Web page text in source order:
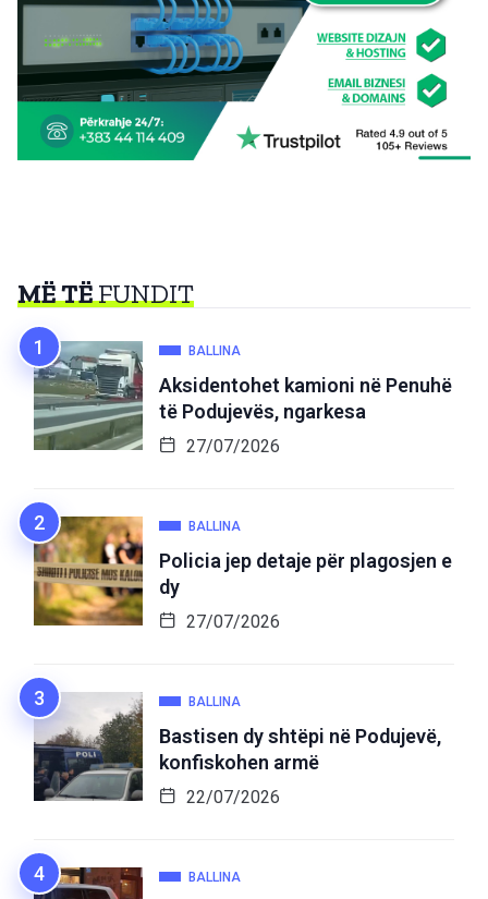
MË TËFUNDIT
BALLINA
Aksidentohet kamioni në Penuhë
të Podujevës, ngarkesa
27/07/2026
BALLINA
Policia jep detaje për plagosjen e
dy
27/07/2026
BALLINA
Bastisen dy shtëpi në Podujevë,
konfiskohen armë
22/07/2026
BALLINA